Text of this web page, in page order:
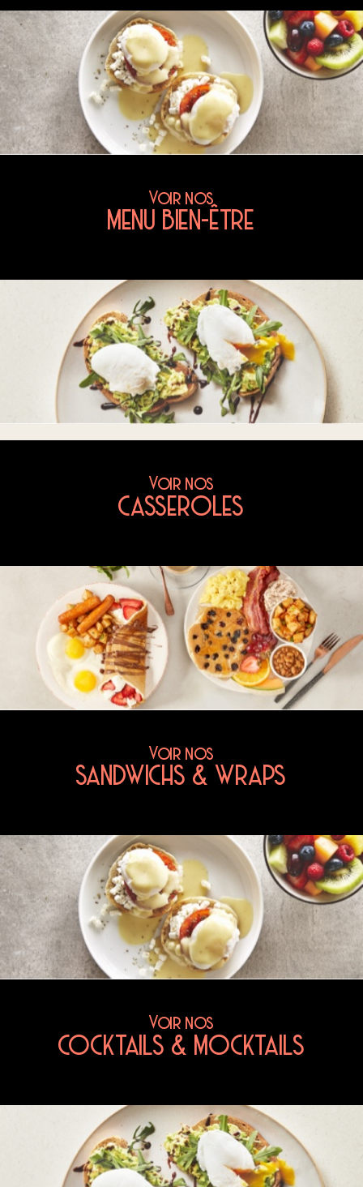
Voir nos
MENU BIEN-ÊTRE
Voir nos
CASSEROLES
Voir nos
SANDWICHS & WRAPS
Voir nos
COCKTAILS & MOCKTAILS